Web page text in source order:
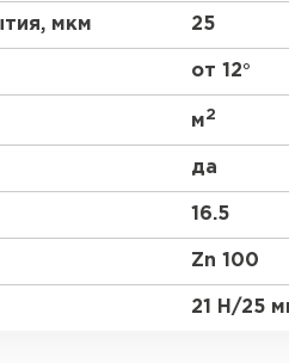
мкм 25
от 12°
м2
да
16.5
Zn 100
21 Н/25